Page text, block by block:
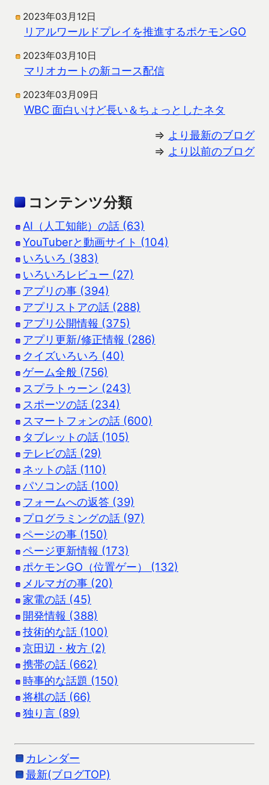
2023年03月12日
リアルワールドプレイを推進するポケモンGO
2023年03月10日
マリオカートの新コース配信
2023年03月09日
WBC 面白いけど長い＆ちょっとしたネタ
⇒ より最新のブログ
⇒ より以前のブログ
コンテンツ分類
AI（人工知能）の話 (63)
YouTuberと動画サイト (104)
いろいろ (383)
いろいろレビュー (27)
アプリの事 (394)
アプリストアの話 (288)
アプリ公開情報 (375)
アプリ更新/修正情報 (286)
クイズいろいろ (40)
ゲーム全般 (756)
スプラトゥーン (243)
スポーツの話 (234)
スマートフォンの話 (600)
タブレットの話 (105)
テレビの話 (29)
ネットの話 (110)
パソコンの話 (100)
フォームへの返答 (39)
プログラミングの話 (97)
ページの事 (150)
ページ更新情報 (173)
ポケモンGO（位置ゲー） (132)
メルマガの事 (20)
家電の話 (45)
開発情報 (388)
技術的な話 (100)
京田辺・枚方 (2)
携帯の話 (662)
時事的な話題 (150)
将棋の話 (66)
独り言 (89)
カレンダー
最新(ブログTOP)